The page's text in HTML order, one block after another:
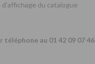
du catalogue
téléphone au 01 42 09 07 46